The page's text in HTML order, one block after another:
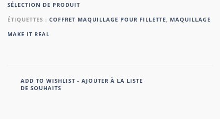
SÉLECTION DE PRODUIT
ÉTIQUETTES : COFFRET MAQUILLAGE POUR FILLETTE
MAQUILLAGE
MAKE IT REAL
ADD TO WISHLIST - AJOUTER À LA LISTE
DE SOUHAITS